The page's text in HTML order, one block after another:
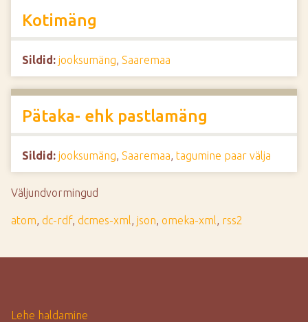
Kotimäng
Sildid: jooksumäng, Saaremaa
Pätaka- ehk pastlamäng
Sildid: jooksumäng, Saaremaa, tagumine paar välja
Väljundvormingud
atom, dc-rdf, dcmes-xml, json, omeka-xml, rss2
Lehe haldamine